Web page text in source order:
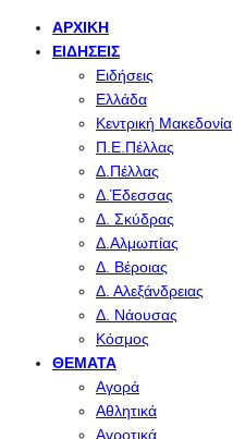
ΑΡΧΙΚΉ
ΕΙΔΉΣΕΙΣ
Ειδήσεις
Ελλάδα
Κεντρική Μακεδονία
Π.Ε.Πέλλας
Δ.Πέλλας
Δ.Έδεσσας
Δ. Σκύδρας
Δ.Αλμωπίας
Δ. Βέροιας
Δ. Αλεξάνδρειας
Δ. Νάουσας
Κόσμος
ΘΈΜΑΤΑ
Αγορά
Αθλητικά
Αγροτικά